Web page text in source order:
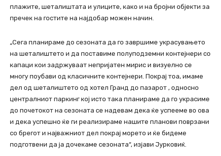
плажите, шеталиштата и улиците, како и на бројни објекти за
пречек на гостите на најдобар можен начин.
„Сега планираме до сезоната да го завршиме украсувањето
на шеталиштето и да поставиме полуподземни контејнери со
капаци кои задржуваат непријатен мирис и визуелно се
многу поубави од класичните контејнери. Покрај тоа, имаме
дел од шеталиштето од хотел Гранд до пазарот , односно
централниот паркинг кој исто така планираме да го украсиме
до почетокот на сезоната се надевам дека ќе успееме во ова
и дека успешно ќе ги реализираме нашите планови поврзани
со брегот и најважниот дел покрај морето и ќе бидеме
подготвени да ја дочекаме сезоната“, изјави Јурковиќ.